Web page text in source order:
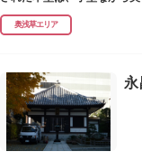
式です。明治の大火、関東
ったことから「火伏せの不動
の昔、すぐ近くを流れる隅
の銀杏で、今なおそのパワ
また、江戸時代から伝わる
くお腹が袋代わりの形をし
います。（御開帳期間 1月1
奥浅草エリア
永